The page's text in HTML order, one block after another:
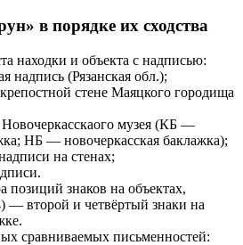
в порядке их сходства
находки и объекта с надписью:
надпись (Рязанская обл.);
стене Маяцкого городища
музея (КБ —
НБ — новочеркасская баклажка);
на стенах;
знаков на объектах,
— второй и четвёртый знаки на
сравниваемых письменностей: